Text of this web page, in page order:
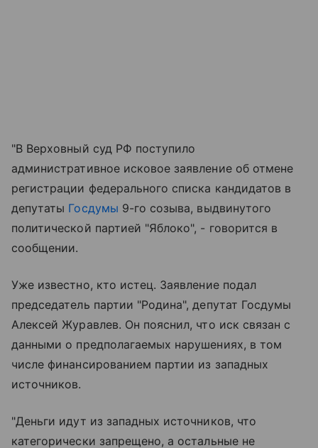
"В Верховный суд РФ поступило
административное исковое заявление об отмене
регистрации федерального списка кандидатов в
депутаты Госдумы 9-го созыва, выдвинутого
политической партией "Яблоко", - говорится в
сообщении.
Уже известно, кто истец. Заявление подал
председатель партии "Родина", депутат Госдумы
Алексей Журавлев. Он пояснил, что иск связан с
данными о предполагаемых нарушениях, в том
числе финансированием партии из западных
источников.
"Деньги идут из западных источников, что
категорически запрещено, а остальные не